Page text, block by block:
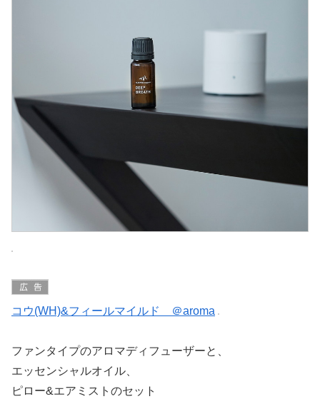
コウ(WH)&フィールマイルド ＠aroma
ファンタイプのアロマディフューザーと、
エッセンシャルオイル、
ピロー&エアミストのセット